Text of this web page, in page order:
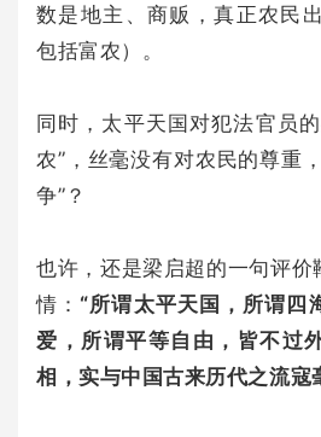
数是地主、商贩，真正农民
包括富农）。
同时，太平天国对犯法官员
农”，丝毫没有对农民的尊重
争”？
也许，还是梁启超的一句评价
情： “所谓太平天国，所谓四
爱，所谓平等自由，皆不过
相，实与中国古来历代之流寇